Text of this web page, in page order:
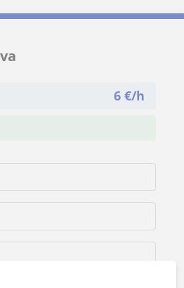
6 €/h